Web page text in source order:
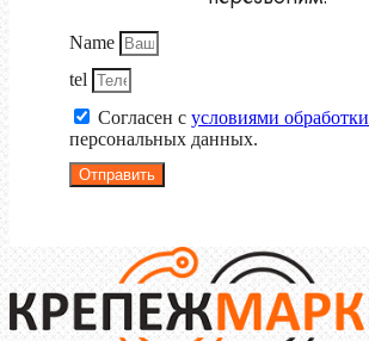
Name
tel
Согласен с условиями обработки
персональных данных.
Отправить